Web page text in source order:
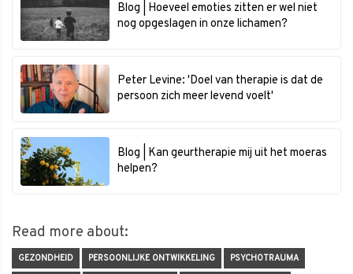
Blog | Hoeveel emoties zitten er wel niet
nog opgeslagen in onze lichamen?
Peter Levine: 'Doel van therapie is dat de
persoon zich meer levend voelt'
Blog | Kan geurtherapie mij uit het moeras
helpen?
Read more about:
GEZONDHEID PERSOONLIJKE ONTWIKKELING PSYCHOTRAUMA